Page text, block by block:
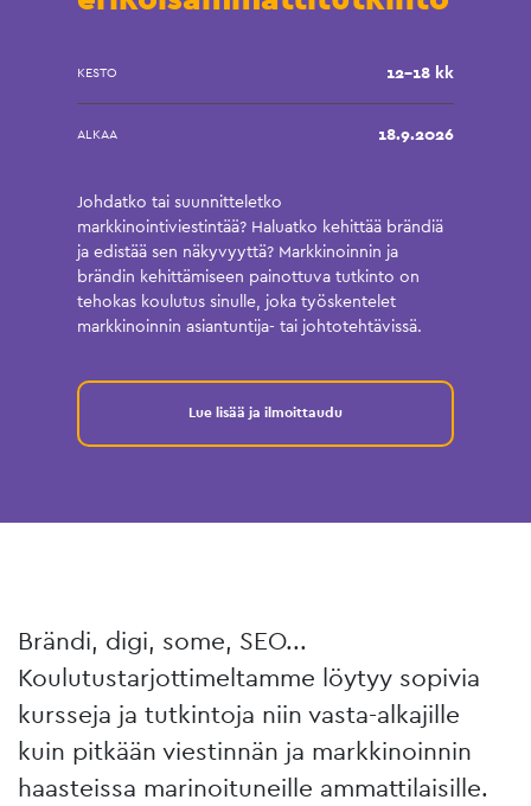
KESTO 12-18 kk
ALKAA 18.9.2026
Johdatko tai suunnitteletko
markkinointiviestintää? Haluatko kehittää brändiä
ja edistää sen näkyvyyttä? Markkinoinnin ja
brändin kehittämiseen painottuva tutkinto on
tehokas koulutus sinulle, joka työskentelet
markkinoinnin asiantuntija- tai johtotehtävissä.
Lue lisää ja ilmoittaudu
Brändi, digi, some, SEO...
Koulutustarjottimeltamme löytyy sopivia
kursseja ja tutkintoja niin vasta-alkajille
kuin pitkään viestinnän ja markkinoinnin
haasteissa marinoituneille ammattilaisille.